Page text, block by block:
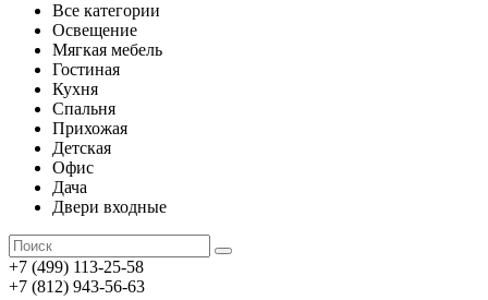
Все категории
Освещение
Мягкая мебель
Гостиная
Кухня
Спальня
Прихожая
Детская
Офис
Дача
Двери входные
+7 (499) 113-25-58
+7 (812) 943-56-63